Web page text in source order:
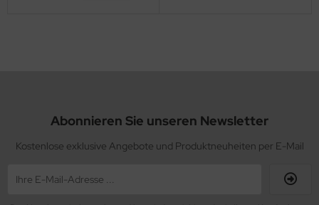
Abonnieren Sie unseren Newsletter
Kostenlose exklusive Angebote und Produktneuheiten per E-Mail